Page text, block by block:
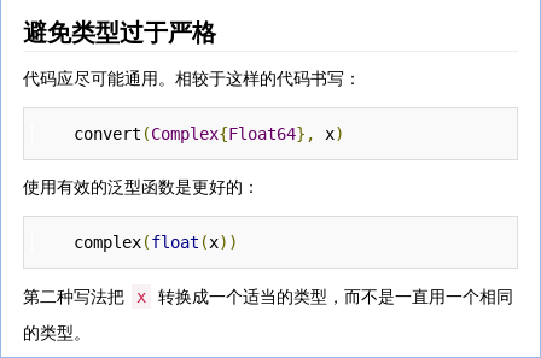
避免类型过于严格
代码应尽可能通用。相较于这样的代码书写：
    convert
(Complex{Float64}, x)
使用有效的泛型函数是更好的：
    complex
(float (x))
第二种写法把 x
转换成一个适当的类型，而不是一直用一个相同
的类型。